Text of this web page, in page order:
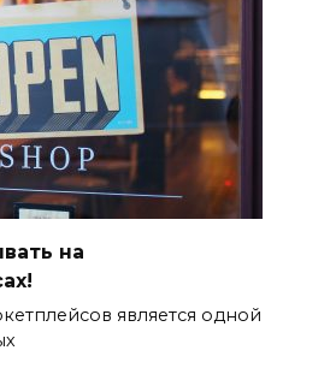
на
является одной